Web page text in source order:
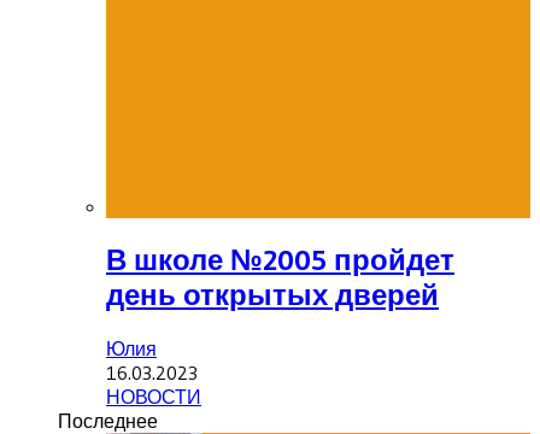
В школе №2005 пройдет
день открытых дверей
Юлия
16.03.2023
НОВОСТИ
Последнее